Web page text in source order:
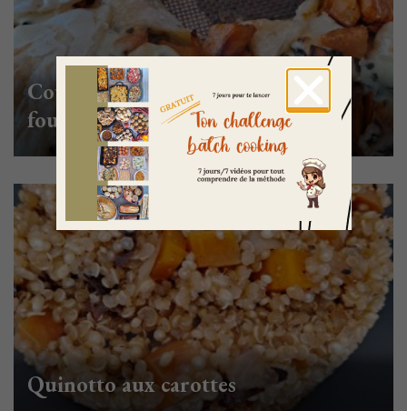
Couronne de patate douce à La
fourme d’Ambert
Quinotto aux carottes